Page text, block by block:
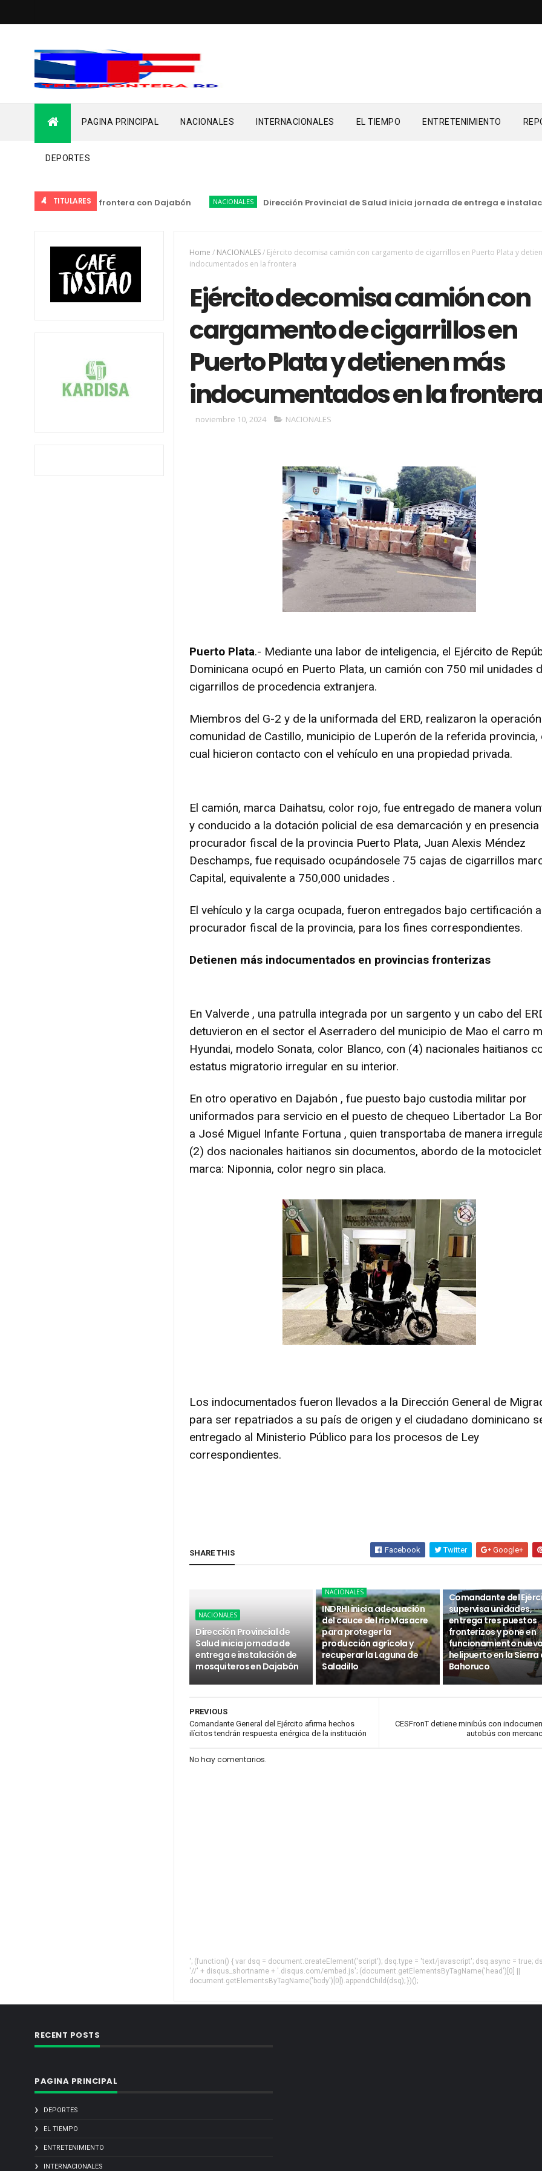
PAGINA PRINCIPAL NACIONALES INTERNACIONALES EL TIEMPO ENTRETENIMIENTO
DEPORTES
TITULARES
en la frontera con Dajabón NACIONALES Dirección Provincial de Salud inicia jornada de entrega e instalación
Home / NACIONALES/ Ejército decomisa camión con cargamento de cigarrillos en Puerto Plata y
indocumentados en la frontera
Ejército decomisa camión con
cargamento de cigarrillos en
Puerto Plata y detienen más
indocumentados en la frontera
noviembre 10, 2024 NACIONALES
Puerto Plata.- Mediante una labor de inteligencia, el Ejército de
Dominicana ocupó en Puerto Plata, un camión con 750 mil unidades
cigarrillos de procedencia extranjera.
Miembros del G-2 y de la uniformada del ERD, realizaron la
comunidad de Castillo, municipio de Luperón de la referida provincia,
cual hicieron contacto con el vehículo en una propiedad privada.
El camión, marca Daihatsu, color rojo, fue entregado de manera
y conducido a la dotación policial de esa demarcación y en presencia
procurador fiscal de la provincia Puerto Plata, Juan Alexis Méndez
Deschamps, fue requisado ocupándosele 75 cajas de cigarrillos
Capital, equivalente a 750,000 unidades .
El vehículo y la carga ocupada, fueron entregados bajo certificación
procurador fiscal de la provincia, para los fines correspondientes.
Detienen más indocumentados en provincias fronterizas
En Valverde , una patrulla integrada por un sargento y un cabo del
detuvieron en el sector el Aserradero del municipio de Mao el carro
Hyundai, modelo Sonata, color Blanco, con (4) nacionales haitianos
estatus migratorio irregular en su interior.
En otro operativo en Dajabón , fue puesto bajo custodia militar por
uniformados para servicio en el puesto de chequeo Libertador La
a José Miguel Infante Fortuna , quien transportaba de manera
(2) dos nacionales haitianos sin documentos, abordo de la
marca: Niponnia, color negro sin placa.
Los indocumentados fueron llevados a la Dirección General de
para ser repatriados a su país de origen y el ciudadano dominicano
entregado al Ministerio Público para los procesos de Ley
correspondientes.
SHARE THIS Facebook Twitter Google+
NACIONALES
Dirección Provincial de
Salud inicia jornada de
entrega e instalación de
mosquiteros en Dajabón
NACIONALES
INDRHI inicia adecuación
del cauce del río Masacre
para proteger la
producción agrícola y
recuperar la Laguna de
Saladillo
Comandante del
supervisa unidades,
entrega tres puestos
fronterizos y pone en
funcionamiento
helipuerto en la Sierra
Bahoruco
CESFronT detiene minibús con
autobús con
PREVIOUS
Comandante General del Ejército afirma hechos
ilícitos tendrán respuesta enérgica de la institución
No hay comentarios.
'; (function() { var dsq = document.createElement('script'); dsq.type = 'text/javascript'; dsq.async = true;
'//' + disqus_shortname + '.disqus.com/embed.js'; (document.getElementsByTagName('head')[0] ||
document.getElementsByTagName('body')[0]).appendChild(dsq); })();
RECENT POSTS
PAGINA PRINCIPAL
DEPORTES
EL TIEMPO
ENTRETENIMIENTO
INTERNACIONALES